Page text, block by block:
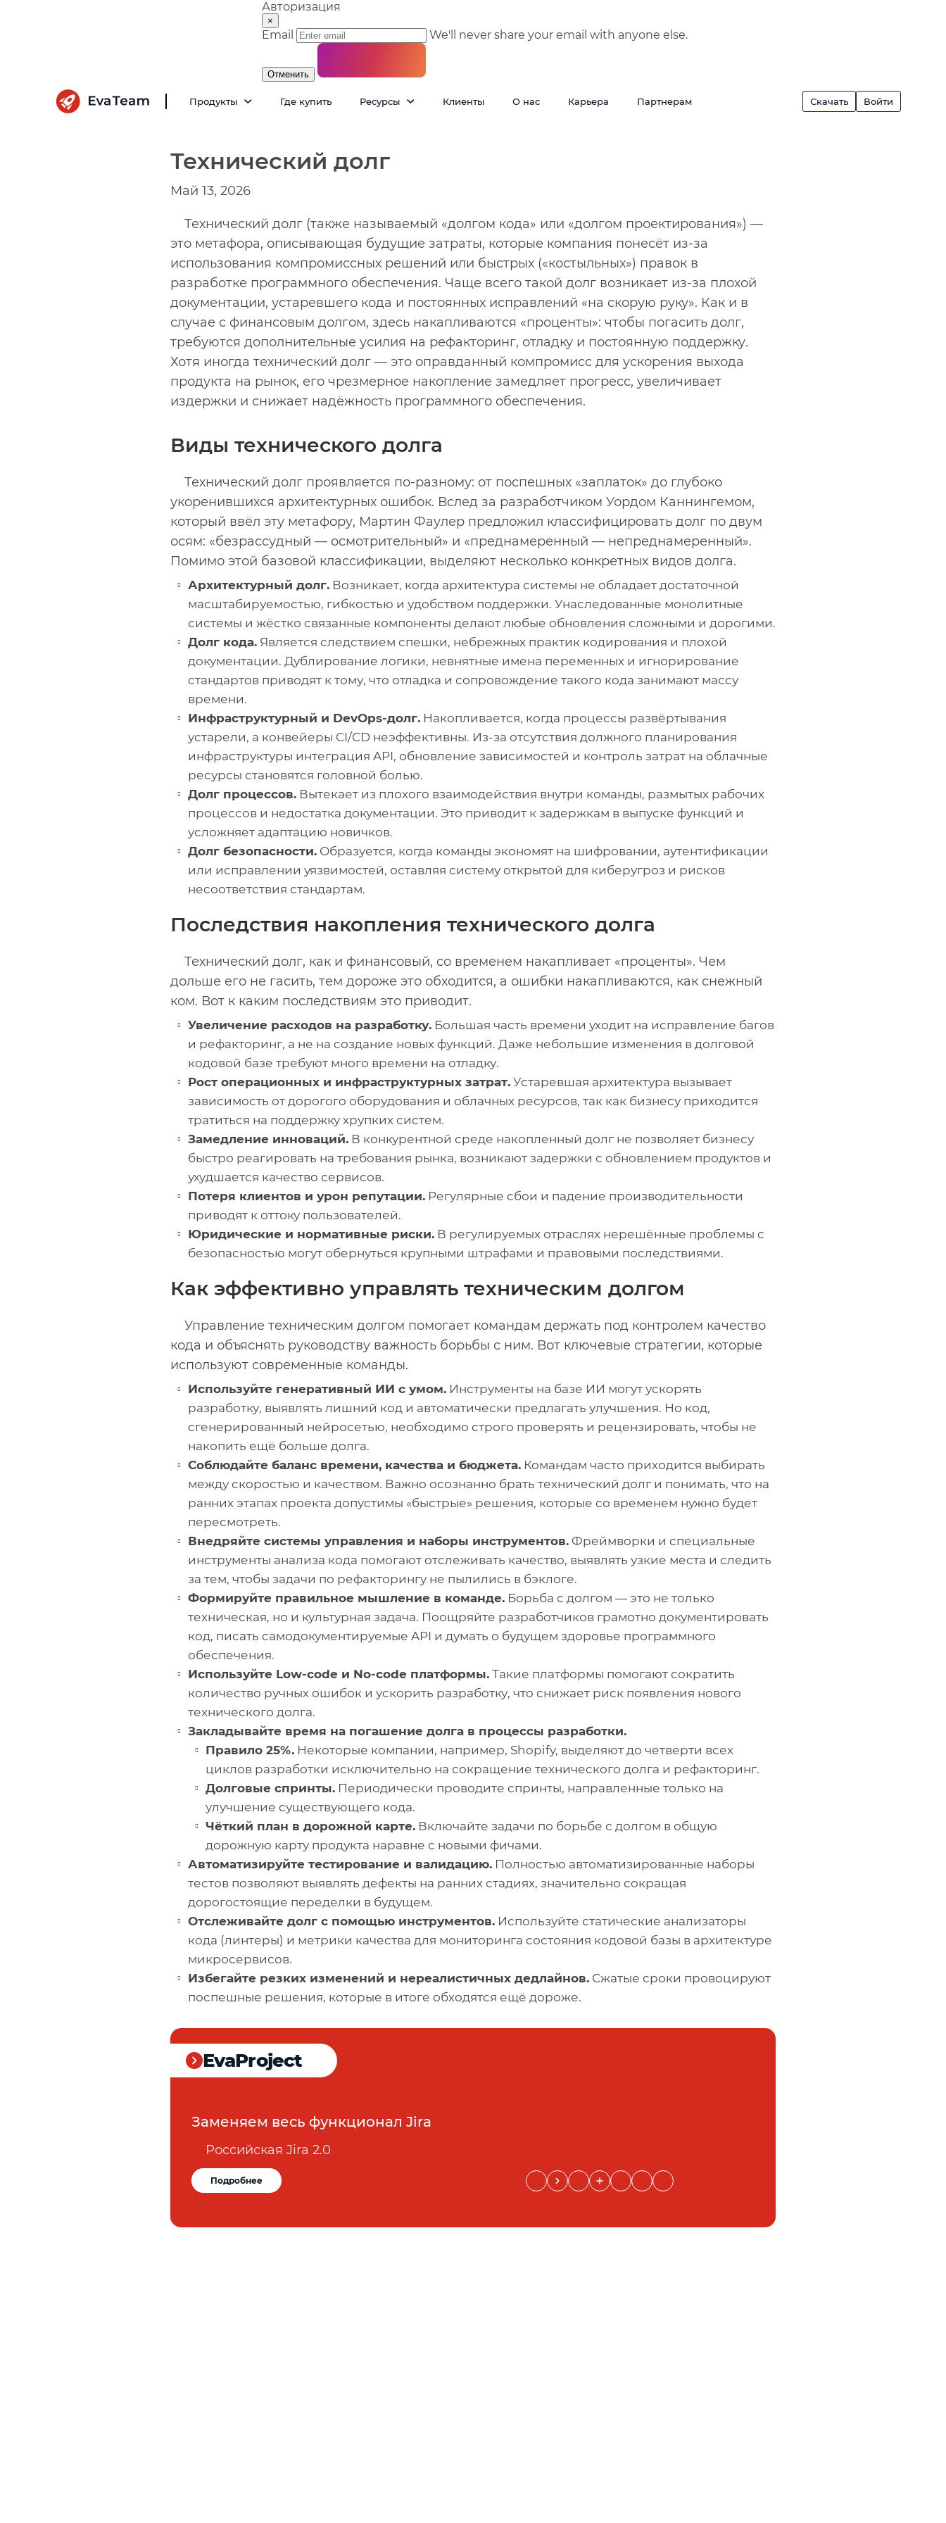
Авторизация
×
Email We'll never share your email with anyone else.
Отменить
Продукты Где купить Ресурсы Клиенты О нас Карьера Партнерам Скачать Войти
Технический долг
Май 13, 2026
Технический долг (также называемый «долгом кода» или «долгом проектирования») —
это метафора, описывающая будущие затраты, которые компания понесёт из-за
использования компромиссных решений или быстрых («костыльных») правок в
разработке программного обеспечения. Чаще всего такой долг возникает из-за плохой
документации, устаревшего кода и постоянных исправлений «на скорую руку». Как и в
случае с финансовым долгом, здесь накапливаются «проценты»: чтобы погасить долг,
требуются дополнительные усилия на рефакторинг, отладку и постоянную поддержку.
Хотя иногда технический долг — это оправданный компромисс для ускорения выхода
продукта на рынок, его чрезмерное накопление замедляет прогресс, увеличивает
издержки и снижает надёжность программного обеспечения.
Виды технического долга
Технический долг проявляется по-разному: от поспешных «заплаток» до глубоко
укоренившихся архитектурных ошибок. Вслед за разработчиком Уордом Каннингемом,
который ввёл эту метафору, Мартин Фаулер предложил классифицировать долг по двум
осям: «безрассудный — осмотрительный» и «преднамеренный — непреднамеренный».
Помимо этой базовой классификации, выделяют несколько конкретных видов долга.
Архитектурный долг. Возникает, когда архитектура системы не обладает достаточной
масштабируемостью, гибкостью и удобством поддержки. Унаследованные монолитные
системы и жёстко связанные компоненты делают любые обновления сложными и дорогими.
Долг кода. Является следствием спешки, небрежных практик кодирования и плохой
документации. Дублирование логики, невнятные имена переменных и игнорирование
стандартов приводят к тому, что отладка и сопровождение такого кода занимают массу
времени.
Инфраструктурный и DevOps-долг. Накопливается, когда процессы развёртывания
устарели, а конвейеры CI/CD неэффективны. Из-за отсутствия должного планирования
инфраструктуры интеграция API, обновление зависимостей и контроль затрат на облачные
ресурсы становятся головной болью.
Долг процессов. Вытекает из плохого взаимодействия внутри команды, размытых рабочих
процессов и недостатка документации. Это приводит к задержкам в выпуске функций и
усложняет адаптацию новичков.
Долг безопасности. Образуется, когда команды экономят на шифровании, аутентификации
или исправлении уязвимостей, оставляя систему открытой для киберугроз и рисков
несоответствия стандартам.
Последствия накопления технического долга
Технический долг, как и финансовый, со временем накапливает «проценты». Чем
дольше его не гасить, тем дороже это обходится, а ошибки накапливаются, как снежный
ком. Вот к каким последствиям это приводит.
Увеличение расходов на разработку. Большая часть времени уходит на исправление багов
и рефакторинг, а не на создание новых функций. Даже небольшие изменения в долговой
кодовой базе требуют много времени на отладку.
Рост операционных и инфраструктурных затрат. Устаревшая архитектура вызывает
зависимость от дорогого оборудования и облачных ресурсов, так как бизнесу приходится
тратиться на поддержку хрупких систем.
Замедление инноваций. В конкурентной среде накопленный долг не позволяет бизнесу
быстро реагировать на требования рынка, возникают задержки с обновлением продуктов и
ухудшается качество сервисов.
Потеря клиентов и урон репутации. Регулярные сбои и падение производительности
приводят к оттоку пользователей.
Юридические и нормативные риски. В регулируемых отраслях нерешённые проблемы с
безопасностью могут обернуться крупными штрафами и правовыми последствиями.
Как эффективно управлять техническим долгом
Управление техническим долгом помогает командам держать под контролем качество
кода и объяснять руководству важность борьбы с ним. Вот ключевые стратегии, которые
используют современные команды.
Используйте генеративный ИИ с умом. Инструменты на базе ИИ могут ускорять
разработку, выявлять лишний код и автоматически предлагать улучшения. Но код,
сгенерированный нейросетью, необходимо строго проверять и рецензировать, чтобы не
накопить ещё больше долга.
Соблюдайте баланс времени, качества и бюджета. Командам часто приходится выбирать
между скоростью и качеством. Важно осознанно брать технический долг и понимать, что на
ранних этапах проекта допустимы «быстрые» решения, которые со временем нужно будет
пересмотреть.
Внедряйте системы управления и наборы инструментов. Фреймворки и специальные
инструменты анализа кода помогают отслеживать качество, выявлять узкие места и следить
за тем, чтобы задачи по рефакторингу не пылились в бэклоге.
Формируйте правильное мышление в команде. Борьба с долгом — это не только
техническая, но и культурная задача. Поощряйте разработчиков грамотно документировать
код, писать самодокументируемые API и думать о будущем здоровье программного
обеспечения.
Используйте Low-code и No-code платформы. Такие платформы помогают сократить
количество ручных ошибок и ускорить разработку, что снижает риск появления нового
технического долга.
Закладывайте время на погашение долга в процессы разработки.
Правило 25%. Некоторые компании, например, Shopify, выделяют до четверти всех
циклов разработки исключительно на сокращение технического долга и рефакторинг.
Долговые спринты. Периодически проводите спринты, направленные только на
улучшение существующего кода.
Чёткий план в дорожной карте. Включайте задачи по борьбе с долгом в общую
дорожную карту продукта наравне с новыми фичами.
Автоматизируйте тестирование и валидацию. Полностью автоматизированные наборы
тестов позволяют выявлять дефекты на ранних стадиях, значительно сокращая
дорогостоящие переделки в будущем.
Отслеживайте долг с помощью инструментов. Используйте статические анализаторы
кода (линтеры) и метрики качества для мониторинга состояния кодовой базы в архитектуре
микросервисов.
Избегайте резких изменений и нереалистичных дедлайнов. Сжатые сроки провоцируют
поспешные решения, которые в итоге обходятся ещё дороже.
EvaProject
Заменяем весь функционал Jira
Российская Jira 2.0
Подробнее